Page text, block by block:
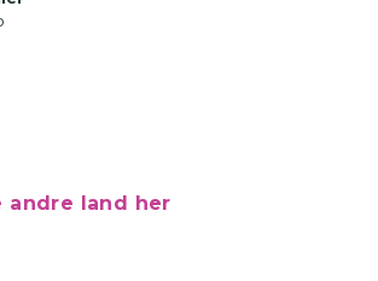
andre land her